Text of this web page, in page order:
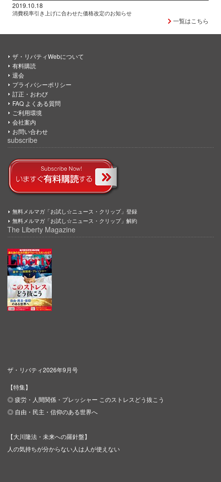
2019.10.18
消費税率引き上げに合わせた価格改定のお知らせ
一覧はこちら
ザ・リバティWebについて
有料購読
退会
プライバシーポリシー
訂正・おわび
FAQ よくある質問
ご利用環境
会社案内
お問い合わせ
subscribe
無料メルマガ「お試し☆ニュース・クリップ」登録
無料メルマガ「お試し☆ニュース・クリップ」解約
The Liberty Magazine
ザ・リバティ2026年9月号
【特集】
◎ 疲労・人間関係・プレッシャー このストレスどう抜こう
◎ 自由・民主・信仰のある世界へ
【大川隆法・未来への羅針盤】
人の気持ちが分からない人は人が使えない